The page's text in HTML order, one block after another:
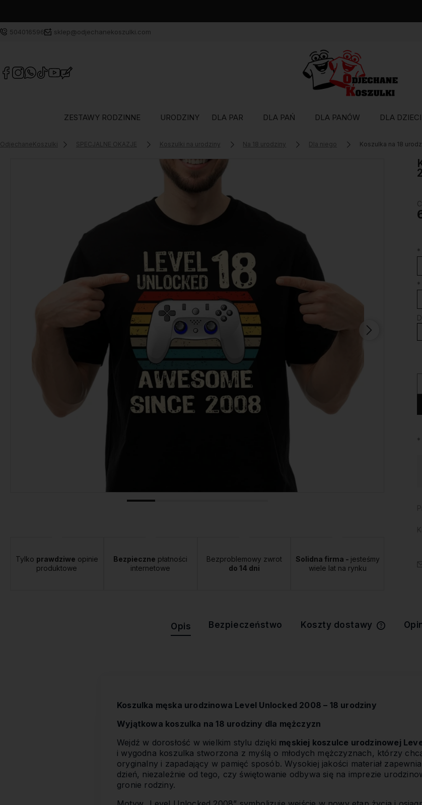
504016596 sklep@odjechanekoszulki.com
ZESTAWY RODZINNE URODZINY DLA PAR DLA PAŃ DLA PANÓW DLA DZIECI
OdjechaneKoszulki SPECJALNE OKAZJE Koszulki na urodziny Na 18 urodziny Dla niego Koszulka na 18
Tylko prawdziwe opinie
produktowe
Bezpieczne płatności
internetowe
Bezproblemowy zwrot
do 14 dni
Solidna firma - jesteśmy
wiele lat na rynku
*
*
*
- Orlen Paczka Dostępność:
Opis Bezpieczeństwo Koszty dostawy
Koszulka męska urodzinowa Level Unlocked 2008 – 18 urodziny
Wyjątkowa koszulka na 18 urodziny dla mężczyzn
Wejdź w dorosłość w wielkim stylu dzięki męskiej koszulce urodzinowej
i wygodna koszulka stworzona z myślą o młodych mężczyznach, którzy
oryginalny i zapadający w pamięć sposób. Wysokiej jakości materiał
dzień, niezależnie od tego, czy świętowanie odbywa się na imprezie
gronie rodziny.